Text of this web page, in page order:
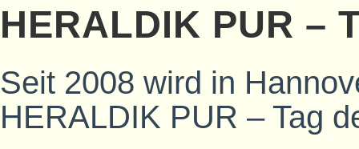
HERALDIK PUR –
Seit 2008 wird in
HERALDIK PUR – Tag